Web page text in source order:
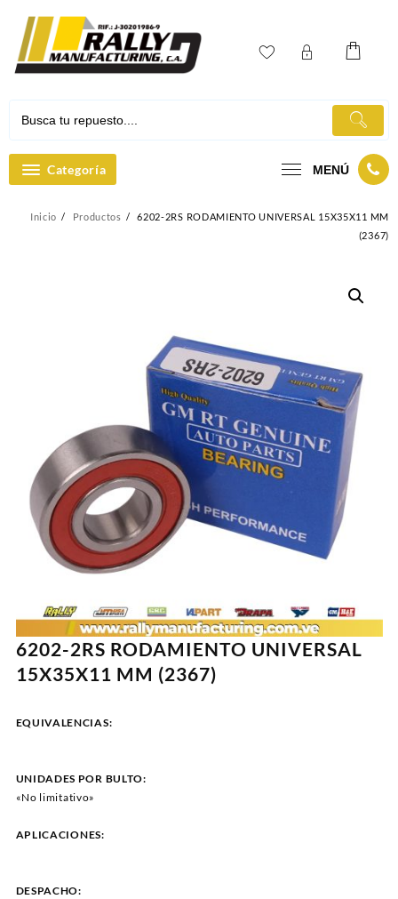
contenido
Categoría MENÚ
Inicio Productos
6202-2RS RODAMIENTO UNIVERSAL 15X35X11 MM
(2367)
6202-2RS RODAMIENTO UNIVERSAL
15X35X11 MM (2367)
EQUIVALENCIAS:
UNIDADES POR BULTO:
«No limitativo»
APLICACIONES:
DESPACHO: